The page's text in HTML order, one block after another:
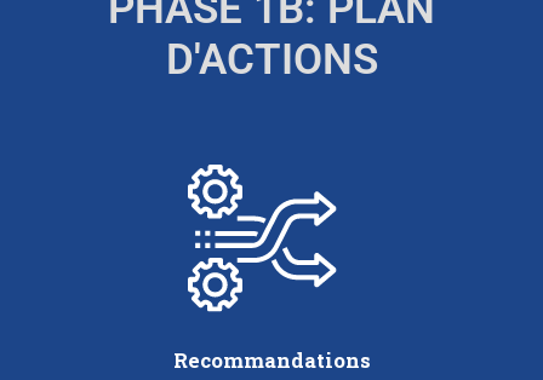
D'ACTIONS
Recommandations